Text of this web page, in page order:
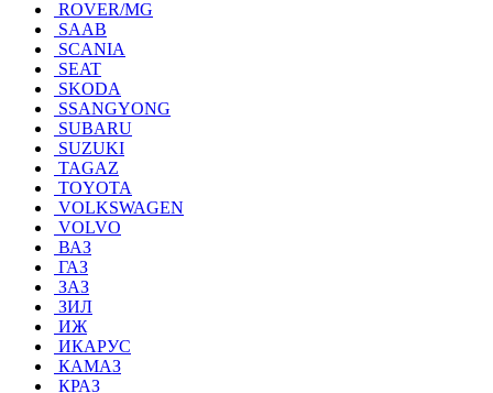
ROVER/MG
SAAB
SCANIA
SEAT
SKODA
SSANGYONG
SUBARU
SUZUKI
TAGAZ
TOYOTA
VOLKSWAGEN
VOLVO
ВАЗ
ГАЗ
ЗАЗ
ЗИЛ
ИЖ
ИКАРУС
КАМАЗ
КРАЗ